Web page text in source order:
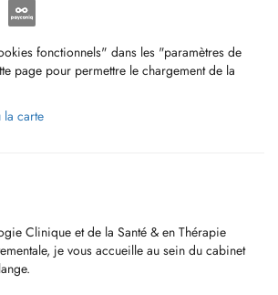
fonctionnels" dans les "paramètres de
page pour permettre le chargement de la
carte
Clinique et de la Santé & en Thérapie
je vous accueille au sein du cabinet